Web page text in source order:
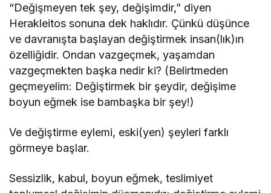
“Değişmeyen tek şey, değişimdir,” diyen
Herakleitos sonuna dek haklıdır. Çünkü düşünce
ve davranışta başlayan değiştirmek insan(lık)ın
özelliğidir. Ondan vazgeçmek, yaşamdan
vazgeçmekten başka nedir ki? (Belirtmeden
geçmeyelim: Değiştirmek bir şeydir, değişime
boyun eğmek ise bambaşka bir şey!)
Ve değiştirme eylemi, eski(yen) şeyleri farklı
görmeye başlar.
Sessizlik, kabul, boyun eğmek, teslimiyet